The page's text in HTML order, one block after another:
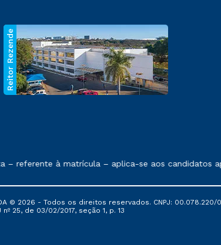
Reitor Rezende
no contrato de prestação de serviços.
referente à matrícula – aplica-se aos candidatos
© 2026 - Todos os direitos reservados. CNPJ: 00.078.220/
25, de 03/02/2017, seção 1, p. 13